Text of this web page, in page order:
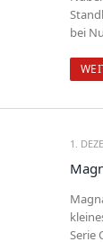
bei
1.
Serie